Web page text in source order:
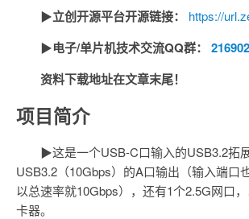
▶立创开源平台开源链接：
https://
▶电子/单片机技术交流QQ群：
资料下载地址在文章末尾！
项目简介
▶这是一个USB-C口输入的USB3.2拓
USB3.2（10Gbps）的A口输出（输入端口
以总速率就10Gbps），还有1个2.5G网口
卡器。